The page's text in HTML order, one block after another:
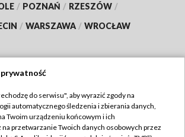
/ POZNAŃ / RZESZÓW /
/ WARSZAWA / WROCŁAW
TVP
Regulamin TVP
do serwisu", aby wyrazić zgody na
automatycznego śledzenia i zbierania danych,
Twoim urządzeniu końcowym i ich
przetwarzanie Twoich danych osobowych przez